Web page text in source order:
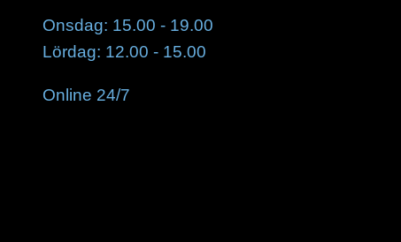
Onsdag: 15.00 - 19.00
Lördag: 12.00 - 15.00
Online 24/7